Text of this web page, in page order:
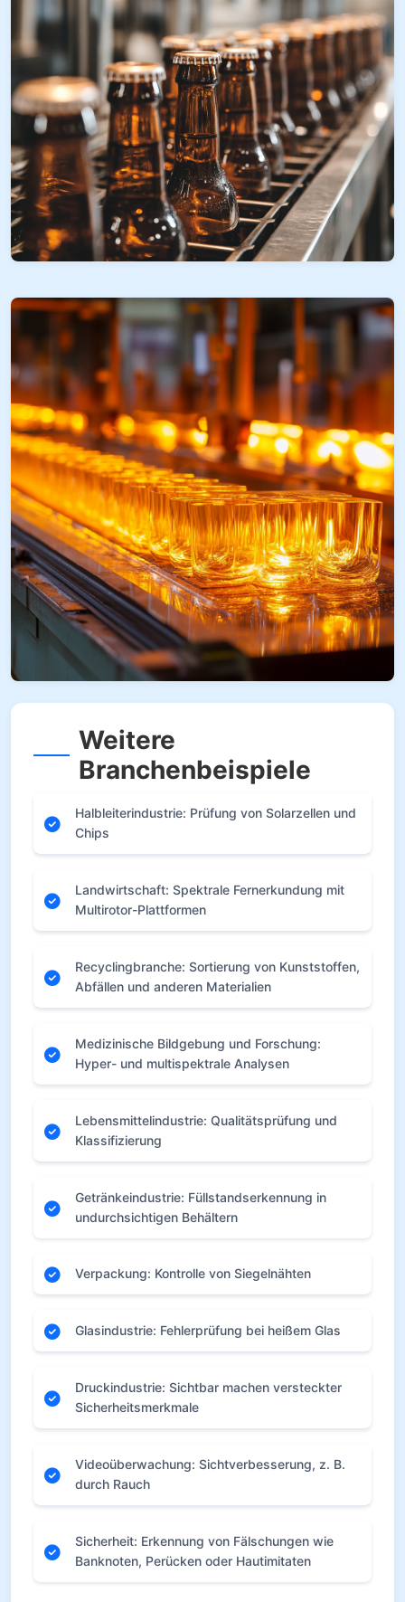
Weitere
Branchenbeispiele
Halbleiterindustrie: Prüfung von Solarzellen und
Chips
Landwirtschaft: Spektrale Fernerkundung mit
Multirotor-Plattformen
Recyclingbranche: Sortierung von Kunststoffen,
Abfällen und anderen Materialien
Medizinische Bildgebung und Forschung:
Hyper- und multispektrale Analysen
Lebensmittelindustrie: Qualitätsprüfung und
Klassifizierung
Getränkeindustrie: Füllstandserkennung in
undurchsichtigen Behältern
Verpackung: Kontrolle von Siegelnähten
Glasindustrie: Fehlerprüfung bei heißem Glas
Druckindustrie: Sichtbar machen versteckter
Sicherheitsmerkmale
Videoüberwachung: Sichtverbesserung, z. B.
durch Rauch
Sicherheit: Erkennung von Fälschungen wie
Banknoten, Perücken oder Hautimitaten